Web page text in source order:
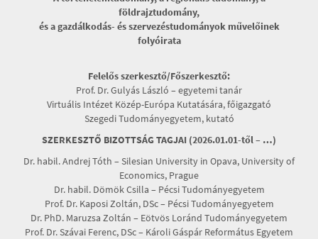
földrajztudomány,
és a gazdálkodás- és szervezéstudományok művelőinek
folyóirata
Felelős szerkesztő/Főszerkesztő:
Prof. Dr. Gulyás László – egyetemi tanár
Virtuális Intézet Közép-Európa Kutatására, főigazgató
Szegedi Tudományegyetem, kutató
SZERKESZTŐ BIZOTTSÁG TAGJAI (2026.01.01-től – …)
Dr. habil. Andrej Tóth – Silesian University in Opava, University of
Economics, Prague
Dr. habil. Dömök Csilla – Pécsi Tudományegyetem
Prof. Dr. Kaposi Zoltán, DSc – Pécsi Tudományegyetem
Dr. PhD. Maruzsa Zoltán – Eötvös Loránd Tudományegyetem
Prof. Dr. Szávai Ferenc, DSc – Károli Gáspár Református Egyetem